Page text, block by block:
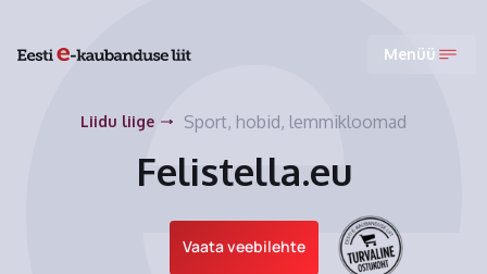
Menüü
Liidu liige Sport, hobid, lemmikloomad
Felistella.eu
Vaata veebilehte